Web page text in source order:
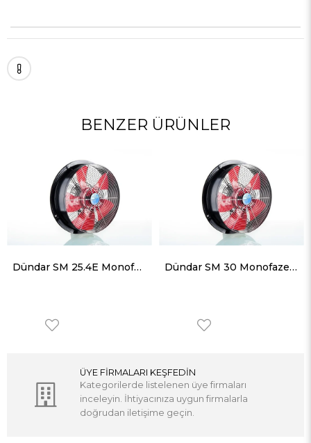
BENZER ÜRÜNLER
Dündar SM 25.4E Monofaze Sanayi Tipi Aksiyal Aspiratör 1250 m³ 1400 RPM Dündar SM 30 Monofaze Sanayi Tipi Aksiyal Aspiratör 2100 m³ 1450 RPM
ÜYE FİRMALARI KEŞFEDİN
Kategorilerde listelenen üye firmaları
inceleyin. İhtiyacınıza uygun firmalarla
doğrudan iletişime geçin.